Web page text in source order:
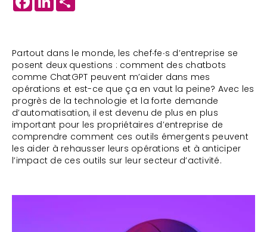
Partout dans le monde, les chef∙fe∙s d’entreprise se
posent deux questions : comment des chatbots
comme ChatGPT peuvent m’aider dans mes
opérations et est-ce que ça en vaut la peine? Avec les
progrès de la technologie et la forte demande
d’automatisation, il est devenu de plus en plus
important pour les propriétaires d’entreprise de
comprendre comment ces outils émergents peuvent
les aider à rehausser leurs opérations et à anticiper
l’impact de ces outils sur leur secteur d’activité.